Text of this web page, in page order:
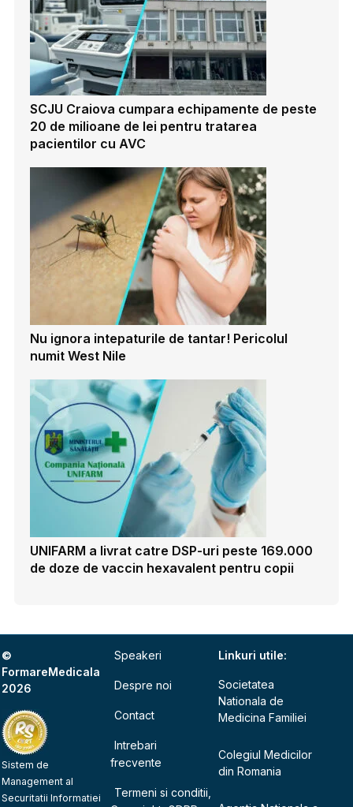
SCJU Craiova cumpara echipamente de peste
20 de milioane de lei pentru tratarea
pacientilor cu AVC
Nu ignora intepaturile de tantar! Pericolul
numit West Nile
UNIFARM a livrat catre DSP-uri peste 169.000
de doze de vaccin hexavalent pentru copii
©
FormareMedicala
2026
Sistem de
Management al
Securitatii Informatiei
Speakeri
Despre noi
Contact
Intrebari
frecvente
Termeni si conditii,
Linkuri utile:
Societatea
Nationala de
Medicina Familiei
Colegiul Medicilor
din Romania